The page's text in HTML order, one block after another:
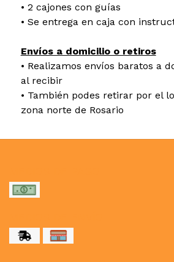
• 2 cajones con guías
• Se entrega en caja con
Envíos a domicilio o retiros
• Realizamos envíos baratos a
al recibir
• También podes retirar por el
zona norte de Rosario